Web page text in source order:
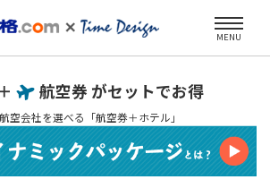
MENU
航空券 がセットでお得
空会社を選べる「航空券＋ホテル」